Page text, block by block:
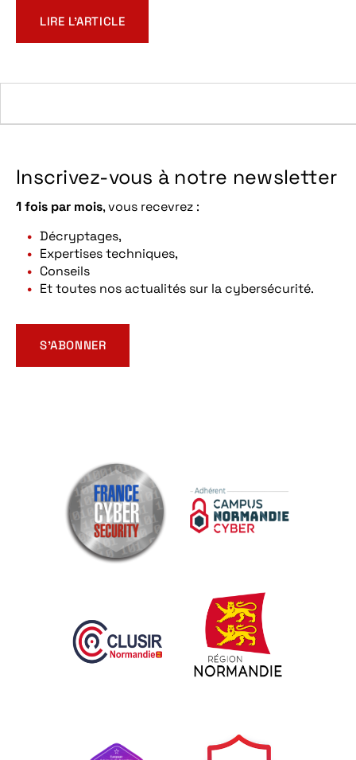
LIRE L’ARTICLE
Inscrivez-vous à notre newsletter
1 fois par mois, vous recevrez :
Décryptages,
Expertises techniques,
Conseils
Et toutes nos actualités sur la cybersécurité.
S’ABONNER